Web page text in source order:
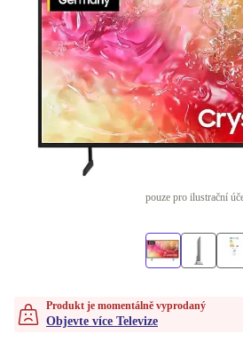
pouze pro ilustrační
Produkt je momentálně vyprodaný
Objevte více Televize